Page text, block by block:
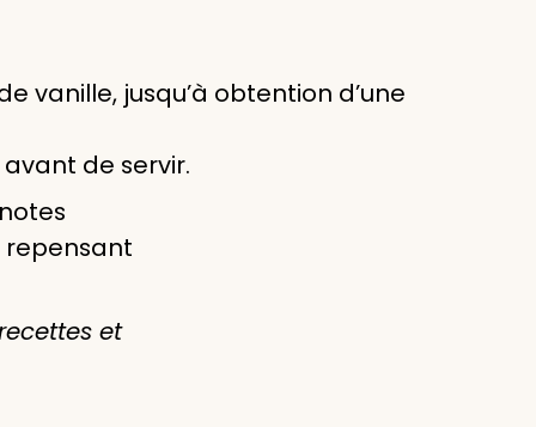
vanille, jusqu’à obtention d’une
de servir.
repensant
et